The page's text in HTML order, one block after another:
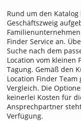
Rund um den
Geschäftszweig
Finder Service an.
Suche nach dem
Location vom kleinen
Tagung. Gemäß den
Location Finder
Vergleich. Die
keinerlei Kosten für
Ansprechpartner
Verfügung.